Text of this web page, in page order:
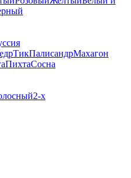
ТикПалисандрМахагон
ПихтаСосна
2-х